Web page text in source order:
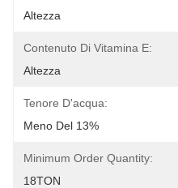
Altezza
Contenuto Di Vitamina E:
Altezza
Tenore D'acqua:
Meno Del 13%
Minimum Order Quantity:
18TON